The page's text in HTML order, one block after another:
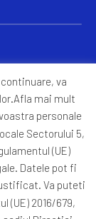
va
mai mult
personale
Sectorului 5,
(UE)
Datele pot fi
Va puteti
(UE) 2016/679,